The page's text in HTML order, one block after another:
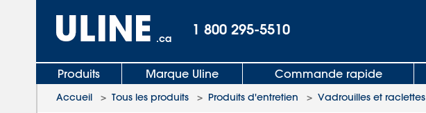
.ca
1 800 295-5510
Produits Marque Uline Commande rapide
Accueil > Tous les produits > Produits d'entretien > Vadrouilles et raclettes